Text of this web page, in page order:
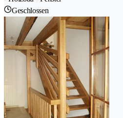
Geschlossen